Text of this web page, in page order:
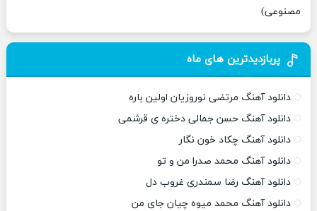
مصنوعی)
پربازدیدترین های ماه
دانلود آهنگ مرتضی نوروزیان اولین باره
دانلود آهنگ حسن جمالی دختره ی قرشمی
دانلود آهنگ چکاد خون نگار
دانلود آهنگ محمد صدرا من و تو
دانلود آهنگ رضا سمندری غروب دل
دانلود آهنگ محمد میوه چیان جای من